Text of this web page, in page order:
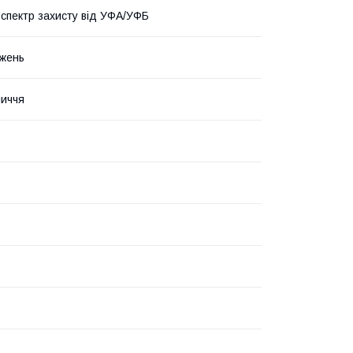
захисту від УФА/УФБ